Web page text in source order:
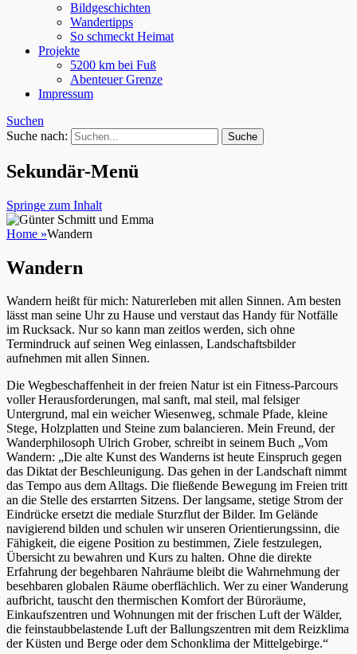
Bildgeschichten
Wandertipps
So schmeckt Heimat
Projekte
5200 km bei Fuß
Abenteuer Grenze
Impressum
Suchen
Suche nach:
Sekundär-Menü
Springe zum Inhalt
Home »Wandern
Wandern
Wandern heißt für mich: Naturerleben mit allen Sinnen. Am besten
lässt man seine Uhr zu Hause und verstaut das Handy für Notfälle
im Rucksack. Nur so kann man zeitlos werden, sich ohne
Termindruck auf seinen Weg einlassen, Landschaftsbilder
aufnehmen mit allen Sinnen.
Die Wegbeschaffenheit in der freien Natur ist ein Fitness-Parcours
voller Herausforderungen, mal sanft, mal steil, mal felsiger
Untergrund, mal ein weicher Wiesenweg, schmale Pfade, kleine
Stege, Holzplatten und Steine zum balancieren. Mein Freund, der
Wanderphilosoph Ulrich Grober, schreibt in seinem Buch „Vom
Wandern: „Die alte Kunst des Wanderns ist heute Einspruch gegen
das Diktat der Beschleunigung. Das gehen in der Landschaft nimmt
das Tempo aus dem Alltags. Die fließende Bewegung im Freien tritt
an die Stelle des erstarrten Sitzens. Der langsame, stetige Strom der
Eindrücke ersetzt die mediale Sturzflut der Bilder. Im Gelände
navigierend bilden und schulen wir unseren Orientierungssinn, die
Fähigkeit, die eigene Position zu bestimmen, Ziele festzulegen,
Übersicht zu bewahren und Kurs zu halten. Ohne die direkte
Erfahrung der begehbaren Nahräume bleibt die Wahrnehmung der
besehbaren globalen Räume oberflächlich. Wer zu einer Wanderung
aufbricht, tauscht den thermischen Komfort der Büroräume,
Einkaufszentren und Wohnungen mit der frischen Luft der Wälder,
die feinstaubbelastende Luft der Ballungszentren mit dem Reizklima
der Küsten und Berge oder dem Schonklima der Mittelgebirge.“